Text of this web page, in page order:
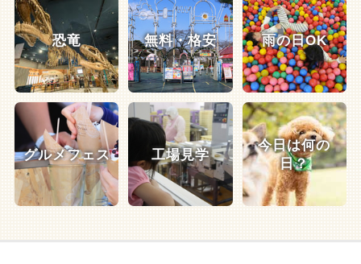
恐竜 無料・格安 雨の日OK
グルメフェス 工場見学
今日は何の
日？